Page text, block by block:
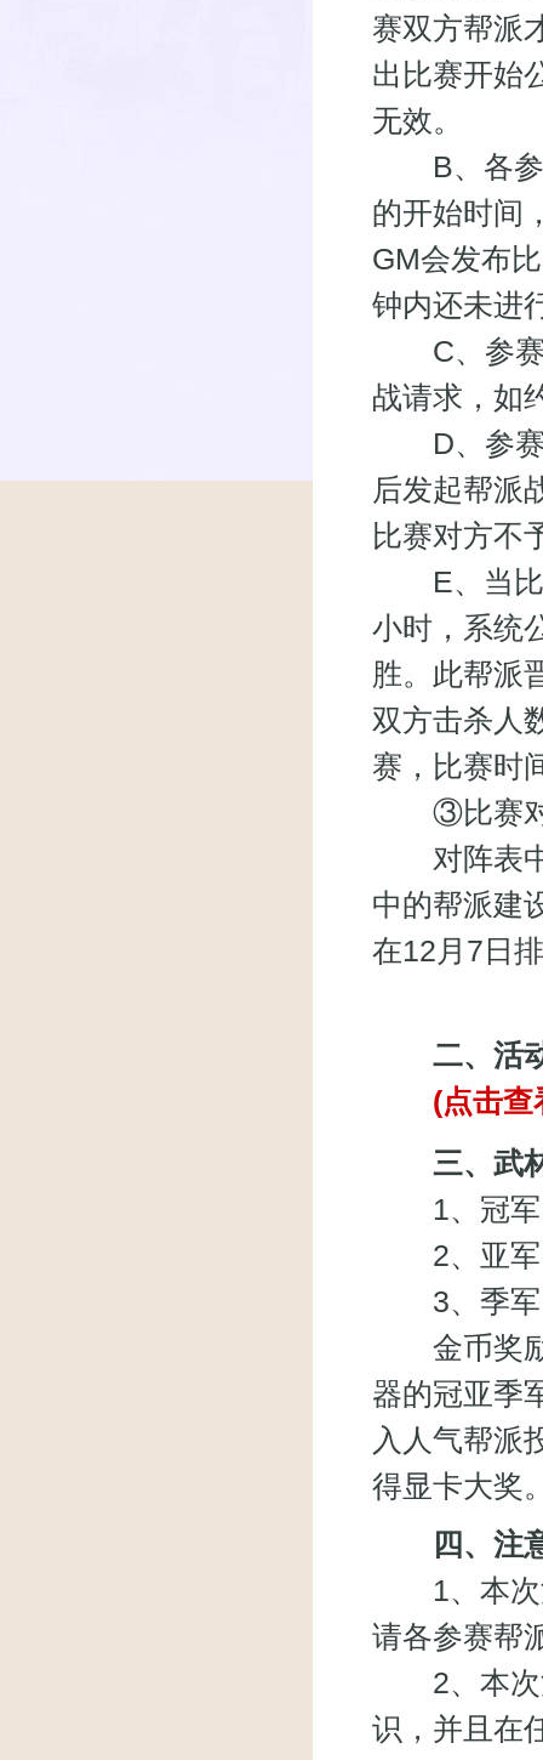
赛双方帮派
出比赛开始
无效。
B、各参
的开始时间
GM会发布
钟内还未进
C、参赛
战请求，如
D、参赛
后发起帮派
比赛对方不
E、当比
小时，系统
胜。此帮派
双方击杀人
赛，比赛时
③比赛对
对阵表中
中的帮派建
在12月7日
二、活动
(点击查
三、武
1、冠军
2、亚军
3、季军
金币奖励
器的冠亚季
入人气帮派
得显卡大
四、注
1、本次
请各参赛帮
2、本次
识，并且在